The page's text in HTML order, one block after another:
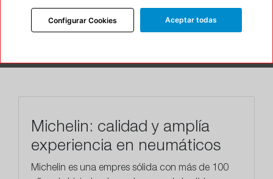
Michelin: calidad y amplía
experiencia en neumáticos
Michelin es una empres sólida con más de 100
Configurar Cookies Aceptar todas